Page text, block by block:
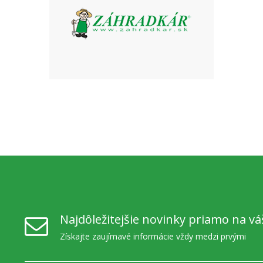
Najdôležitejšie novinky priamo na
Získajte zaujímavé informácie vždy medzi prvými